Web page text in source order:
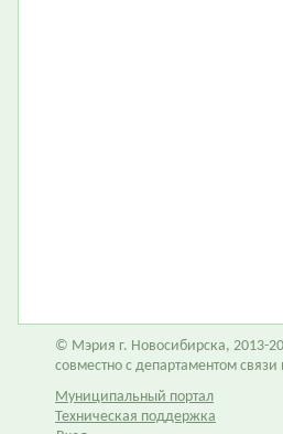
© Мэрия г. Новосибирска, 2013-
совместно с департаментом
Муниципальный портал
Техническая поддержка